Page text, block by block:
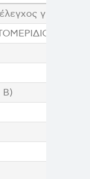
για
Β)